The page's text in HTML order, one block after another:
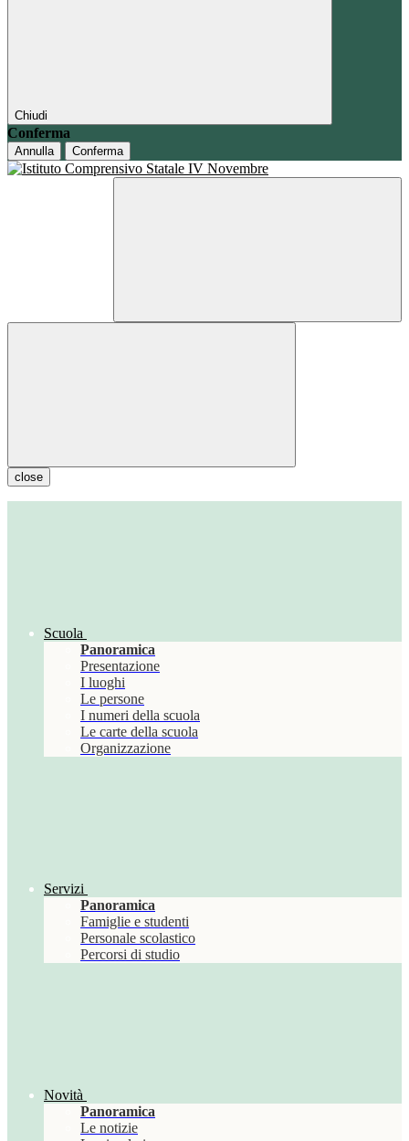
Chiudi
Conferma
Annulla Conferma
close
Scuola
Panoramica
Presentazione
I luoghi
Le persone
I numeri della scuola
Le carte della scuola
Organizzazione
Servizi
Panoramica
Famiglie e studenti
Personale scolastico
Percorsi di studio
Novità
Panoramica
Le notizie